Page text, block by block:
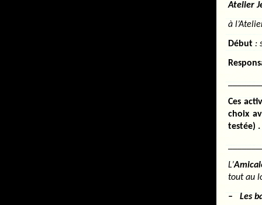
Atelier
à
Début :
Ces
choix
testée) .
L’
tout au
– Les